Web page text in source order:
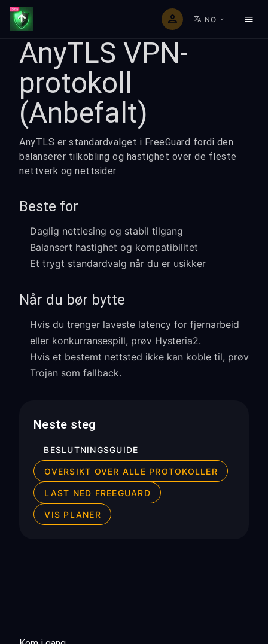
NO
AnyTLS VPN-
protokoll
(Anbefalt)
AnyTLS er standardvalget i FreeGuard fordi den
balanserer tilkobling og hastighet over de fleste
nettverk og nettsider.
Beste for
Daglig nettlesing og stabil tilgang
Balansert hastighet og kompatibilitet
Et trygt standardvalg når du er usikker
Når du bør bytte
Hvis du trenger laveste latency for fjernarbeid
eller konkurransespill, prøv Hysteria2.
Hvis et bestemt nettsted ikke kan koble til, prøv
Trojan som fallback.
Neste steg
BESLUTNINGSGUIDE
OVERSIKT OVER ALLE PROTOKOLLER
LAST NED FREEGUARD
VIS PLANER